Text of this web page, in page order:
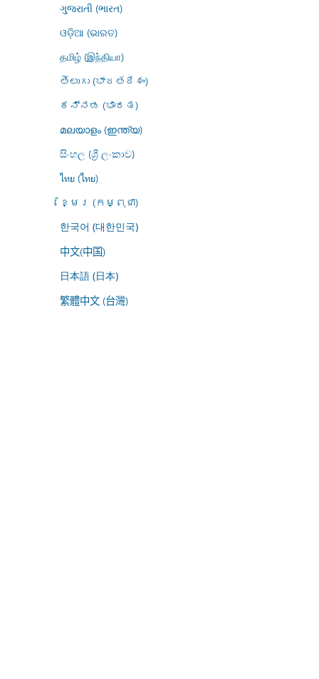
ગુજરાતી (ભારત)
ଓଡ଼ିଆ (ଭାରତ)
தமிழ் (இந்தியா)
తెలుగు (భారతదేశం)
ಕನ್ನಡ (ಭಾರತ)
മലയാളം (ഇന്ത്യ)
සිංහල (ශ්‍රී ලංකාව)
ไทย (ไทย)
ខ្មែរ (កម្ពុជា)
한국어 (대한민국)
中文(中国)
日本語 (日本)
繁體中文 (台灣)